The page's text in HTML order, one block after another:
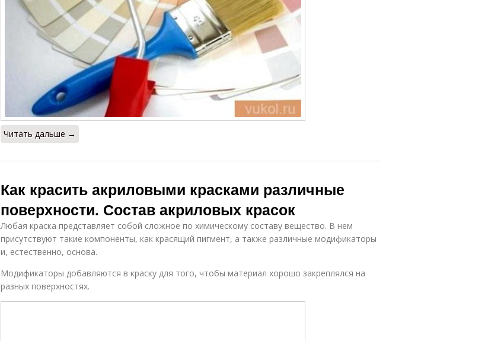
Читать дальше →
Как красить акриловыми красками различные
поверхности. Состав акриловых красок
Любая краска представляет собой сложное по химическому составу вещество. В нем
присутствуют такие компоненты, как красящий пигмент, а также различные модификаторы
и, естественно, основа.
Модификаторы добавляются в краску для того, чтобы материал хорошо закреплялся на
разных поверхностях.